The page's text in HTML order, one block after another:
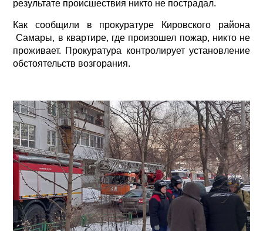
результате происшествия никто не пострадал.
Как сообщили в прокуратуре Кировского района
Самары, в квартире, где произошел пожар, никто не
проживает. Прокуратура контролирует установление
обстоятельств возгорания.